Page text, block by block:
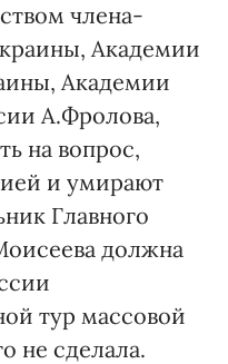
члена-
Академии
Академии
А.Фролова,
на вопрос,
и умирают
Главного
должна
тур массовой
не сделала.